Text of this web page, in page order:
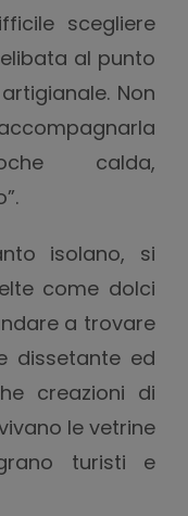
scegliere
al punto
Non
calda,
isolano, si
come dolci
a trovare
dissetante ed
creazioni di
le vetrine
turisti e